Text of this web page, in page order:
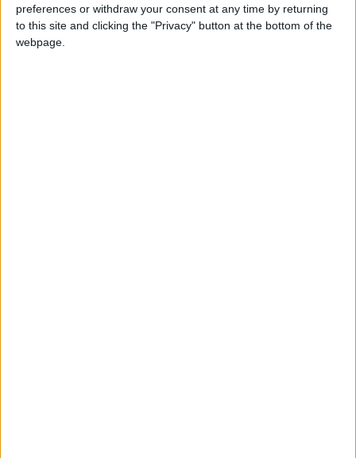
preferences or withdraw your consent at any time by returning
to this site and clicking the "Privacy" button at the bottom of the
webpage.